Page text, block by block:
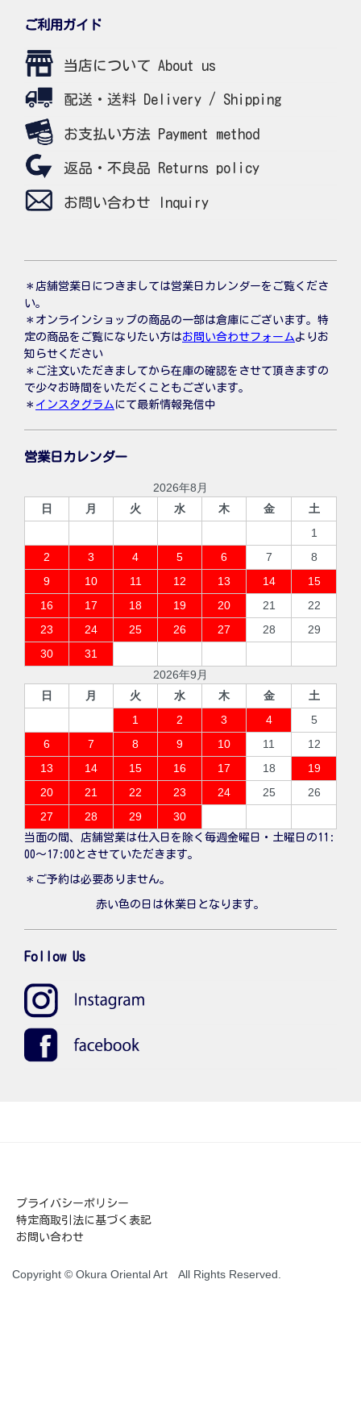
ご利用ガイド
当店について About us
配送・送料 Delivery / Shipping
お支払い方法 Payment method
返品・不良品 Returns policy
お問い合わせ Inquiry
＊店舗営業日につきましては営業日カレンダーをご覧くださ
い。
＊オンラインショップの商品の一部は倉庫にございます。特
定の商品をご覧になりたい方はお問い合わせフォームよりお
知らせください
＊ご注文いただきましてから在庫の確認をさせて頂きますの
で少々お時間をいただくこともございます。
＊ インスタグラム にて最新情報発信中
営業日カレンダー
2026年8月
日
月 火 水 木 金
土
1
2
3 4 5 6 7
8
9
10 11 12 13 14
15
16
17 18 19 20 21
22
23
24 25 26 27 28
29
30
31
2026年9月
日
月 火 水 木 金
土
1
2 3 4
5
6
7 8 9 10 11
12
13
14 15 16 17 18
19
20
21 22 23 24 25
26
27
28 29 30
当面の間、店舗営業は仕入日を除く毎週金曜日・土曜日の11:
00〜17:00とさせていただきます。
＊ご予約は必要ありません。
赤い色の日は休業日となります。
Follow Us
プライバシーポリシー
特定商取引法に基づく表記
お問い合わせ
Copyright © Okura Oriental Art All Rights Reserved.